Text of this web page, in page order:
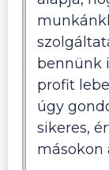
bennünk
profit
úgy
sikeres,
másokon